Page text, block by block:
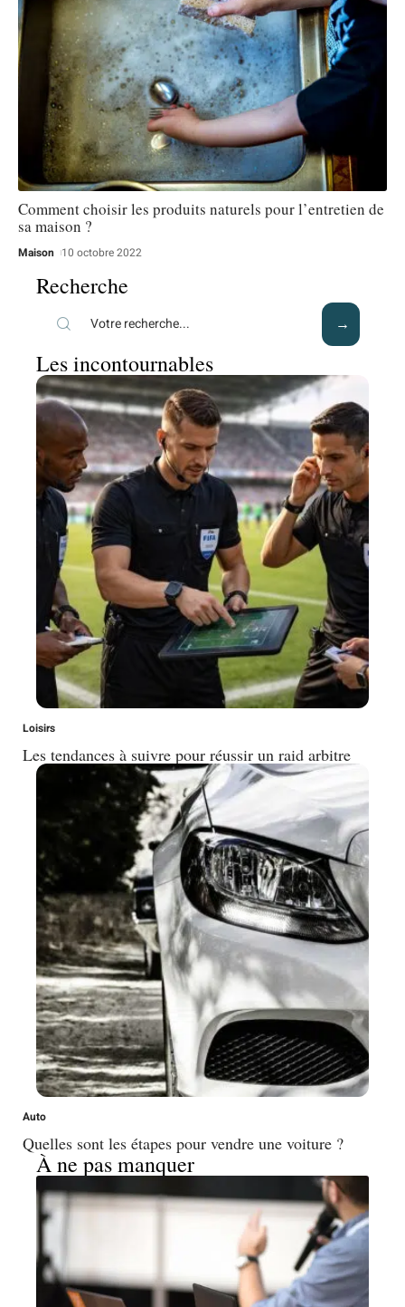
Comment choisir les produits naturels pour l’entretien de
sa maison ?
Maison 10 octobre 2022
Recherche
Les incontournables
Loisirs
Les tendances à suivre pour réussir un raid arbitre
Auto
Quelles sont les étapes pour vendre une voiture ?
À ne pas manquer